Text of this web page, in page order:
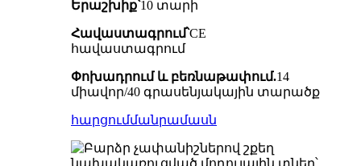
Երաշխիք՝10 տարի
Հավաստագրում՝CE
հավաստագրում
Փոխադրում և բեռնաթափում.14
միավոր/40 գրասենյակային տարածք
հարցումմանրամասն